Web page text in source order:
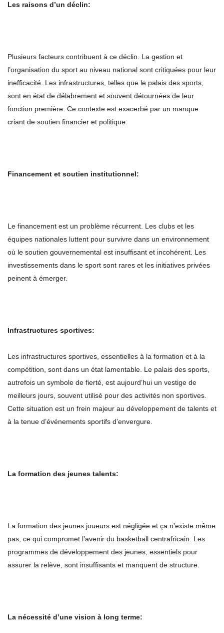
Les raisons d’un déclin:
Plusieurs facteurs contribuent à ce déclin. La gestion et
l’organisation du sport au niveau national sont critiquées pour leur
inefficacité. Les infrastructures, telles que le palais des sports,
sont en état de délabrement et souvent détournées de leur
fonction première. Ce contexte est exacerbé par un manque
criant de soutien financier et politique.
Financement et soutien institutionnel:
Le financement est un problème récurrent. Les clubs et les
équipes nationales luttent pour survivre dans un environnement
où le soutien gouvernemental est insuffisant et incohérent. Les
investissements dans le sport sont rares et les initiatives privées
peinent à émerger.
Infrastructures sportives:
Les infrastructures sportives, essentielles à la formation et à la
compétition, sont dans un état lamentable. Le palais des sports,
autrefois un symbole de fierté, est aujourd’hui un vestige de
meilleurs jours, souvent utilisé pour des activités non sportives.
Cette situation est un frein majeur au développement de talents et
à la tenue d’événements sportifs d’envergure.
La formation des jeunes talents:
La formation des jeunes joueurs est négligée et ça n’existe même
pas, ce qui compromet l’avenir du basketball centrafricain. Les
programmes de développement des jeunes, essentiels pour
assurer la relève, sont insuffisants et manquent de structure.
La nécessité d’une vision à long terme: